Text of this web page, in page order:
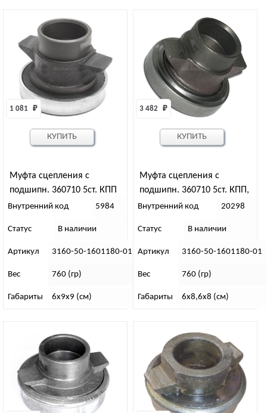
Муфта сцепления с
подшипн. 360710 5ст. КПП
1 081 ₽
Внутренний код 5984
Статус В наличии
Артикул 3160-50-1601180-01
Вес 760 (гр)
Габариты 6х9х9 (см)
КУПИТЬ
Муфта сцепления с
подшипн. 360710 5ст. КПП,
лепест. корзина
3 482 ₽
Внутренний код 20298
Статус В наличии
Артикул 3160-50-1601180-01
Вес 760 (гр)
Габариты 6х8,6х8 (см)
КУПИТЬ